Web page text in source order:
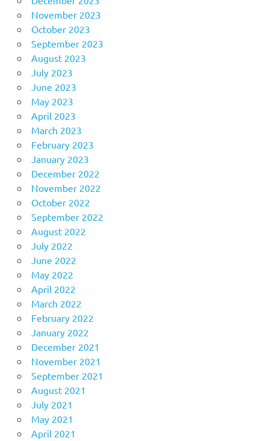
November 2023
October 2023
September 2023
August 2023
July 2023
June 2023
May 2023
April 2023
March 2023
February 2023
January 2023
December 2022
November 2022
October 2022
September 2022
August 2022
July 2022
June 2022
May 2022
April 2022
March 2022
February 2022
January 2022
December 2021
November 2021
September 2021
August 2021
July 2021
May 2021
April 2021